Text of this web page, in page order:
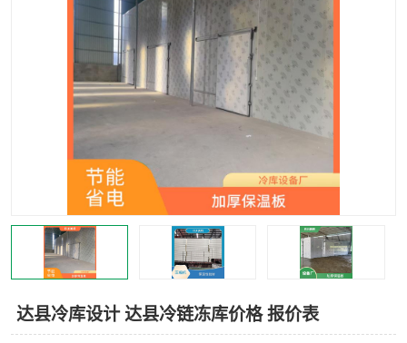
达县冷库设计 达县冷链冻库价格 报价表
价
南充冻库设计,南充冻库安 遂宁冻库
资阳冻库，资阳冻库安装 泸州冻库，泸州冷库
乐山冻库,乐山保鲜冷库 自贡冻库组装
雅安冷库,雅安冻库
冻库安装，小型冻库造价
内江冷库，内江冻库 宜宾冷库，宜宾冻库设备